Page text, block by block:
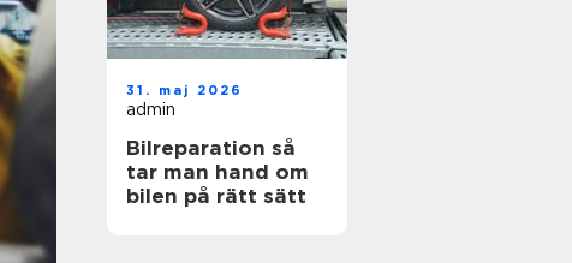
31. maj 2026
admin
Bilreparation så
tar man hand om
bilen på rätt sätt